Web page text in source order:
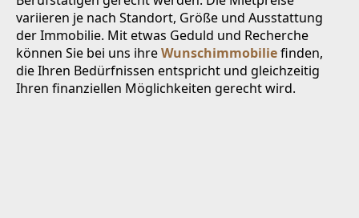
variieren je nach Standort, Größe und Ausstattung
der Immobilie. Mit etwas Geduld und Recherche
können Sie bei uns ihreWunschimmobiliefinden,
die Ihren Bedürfnissen entspricht und gleichzeitig
Ihren finanziellen Möglichkeiten gerecht wird.